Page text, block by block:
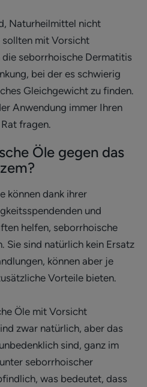
Naturheilmittel nicht
sollten mit Vorsicht
seborrhoische Dermatitis
bei der es schwierig
Gleichgewicht zu finden.
Anwendung immer Ihren
fragen.
Öle gegen das
können dank ihrer
und
helfen, seborrhoische
Sie sind natürlich kein Ersatz
können aber je
Vorteile bieten.
Öle mit Vorsicht
zwar natürlich, aber das
sind, ganz im
seborrhoischer
was bedeutet, dass